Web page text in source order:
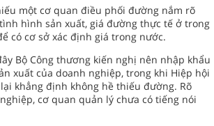
một cơ quan điều phối đường nắm rõ
hình sản xuất, giá đường thực tế ở trong
có cơ sở xác định giá trong nước.
Bộ Công thương kiến nghị nên nhập khẩu
xuất của doanh nghiệp, trong khi Hiệp hội
khẳng định không hề thiếu đường. Rõ
cơ quan quản lý chưa có tiếng nói